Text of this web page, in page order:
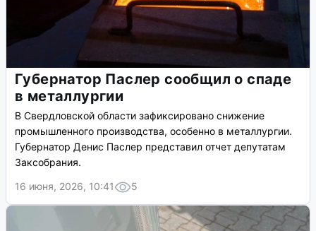
Губернатор Паслер сообщил о спаде
в металлургии
В Свердловской области зафиксировано снижение
промышленного производства, особенно в металлургии.
Губернатор Денис Паслер представил отчет депутатам
Заксобрания.
16 июня, 2026, 10:41
5